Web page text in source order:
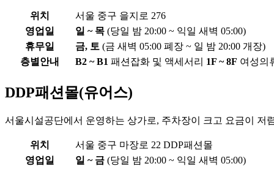
위치
서울 중구 을지로 276
영업일
일 ~ 목 (당일 밤 20:00 ~ 익일 새벽 05:00)
휴무일
금, 토 (금 새벽 05:00 폐장 ~ 일 밤 20:00 개장)
층별안내
B2 ~ B1 패션잡화 및 액세서리 1F ~ 8F 여성의
DDP패션몰(유어스)
서울시설공단에서 운영하는 상가로, 주차장이 크고 요금이 저
위치
서울 중구 마장로 22 DDP패션몰
영업일
일 ~ 금 (당일 밤 20:00 ~ 익일 새벽 05:00)